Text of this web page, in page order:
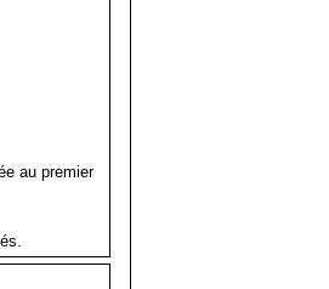
au premier